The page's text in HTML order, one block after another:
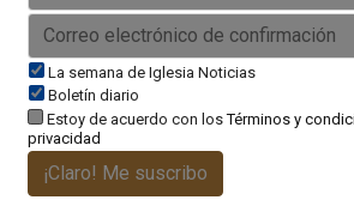
La semana de Iglesia Noticias
Boletín diario
Estoy de acuerdo con losTérminos y
privacidad
¡Claro! Me suscribo